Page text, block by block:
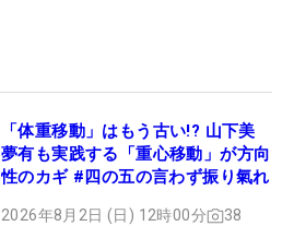
「体重移動」はもう古い!? 山下美
夢有も実践する「重心移動」が方向
性のカギ #四の五の言わず振り氣れ
2026年8月2日 (日) 12時00分 38